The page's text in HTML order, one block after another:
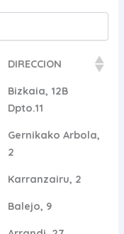
DIRECCION
Bizkaia, 12B
Dpto.11
Gernikako Arbola,
2
Karranzairu, 2
Balejo, 9